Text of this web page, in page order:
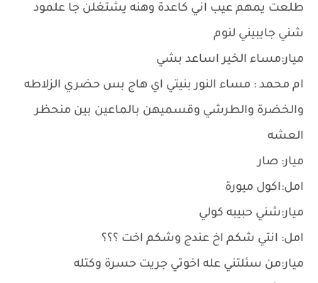
طلعت يمهم عيب اني كاعدة وهنه يشتغلن جا علمود
شني جايبيني لنوم
ميار:مساء الخير اساعد بشي
ام محمد : مساء النور بنيتي اي هاج بس حضري الزلاطه
والخضرة والطرشي وقسميهن بالماعين بين منحظر
العشه
ميار: صار
امل:اكول ميورة
ميار:شني حبيبه كولي
امل: انتي شكم اخ عندج وشكم اخت ؟؟؟
ميار:من سئلتني عله اخوتي جريت حسرة وكتله